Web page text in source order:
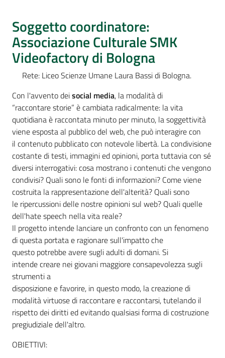
Assemblea
legislativa
Assemblea
Attività
Argomenti
Per i media
Per i cittadini
Soggetto coordinatore:
Associazione Culturale SMK
Videofactory di Bologna
Rete: Liceo Scienze Umane Laura Bassi di Bologna.
Con l'avvento deisocial media, la modalità di
“raccontare storie” è cambiata radicalmente: la vita
quotidiana è raccontata minuto per minuto, la soggettività
viene esposta al pubblico del web, che può interagire con
il contenuto pubblicato con notevole libertà. La condivisione
costante di testi, immagini ed opinioni, porta tuttavia con sé
diversi interrogativi: cosa mostrano i contenuti che vengono
condivisi? Quali sono le fonti di informazioni? Come viene
costruita la rappresentazione dell'alterità? Quali sono
le ripercussioni delle nostre opinioni sul web? Quali quelle
dell'hate speech nella vita reale?
Il progetto intende lanciare un confronto con un fenomeno
di questa portata e ragionare sull'impatto che
questo potrebbe avere sugli adulti di domani. Si
intende creare nei giovani maggiore consapevolezza sugli
strumenti a
disposizione e favorire, in questo modo, la creazione di
modalità virtuose di raccontare e raccontarsi, tutelando il
rispetto dei diritti ed evitando qualsiasi forma di costruzione
pregiudiziale dell'altro.
OBIETTIVI: